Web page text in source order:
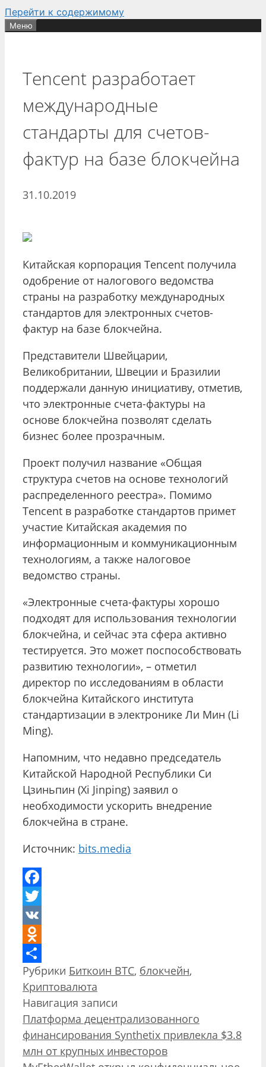
Перейти к содержимому
Меню
Tencent разработает
международные
стандарты для счетов-
фактур на базе блокчейна
31.10.2019
Китайская корпорация Tencent получила
одобрение от налогового ведомства
страны на разработку международных
стандартов для электронных счетов-
фактур на базе блокчейна.
Представители Швейцарии,
Великобритании, Швеции и Бразилии
поддержали данную инициативу, отметив,
что электронные счета-фактуры на
основе блокчейна позволят сделать
бизнес более прозрачным.
Проект получил название «Общая
структура счетов на основе технологий
распределенного реестра». Помимо
Tencent в разработке стандартов примет
участие Китайская академия по
информационным и коммуникационным
технологиям, а также налоговое
ведомство страны.
«Электронные счета-фактуры хорошо
подходят для использования технологии
блокчейна, и сейчас эта сфера активно
тестируется. Это может поспособствовать
развитию технологии», – отметил
директор по исследованиям в области
блокчейна Китайского института
стандартизации в электронике Ли Мин (Li
Ming).
Напомним, что недавно председатель
Китайской Народной Республики Си
Цзиньпин (Xi Jinping) заявил о
необходимости ускорить внедрение
блокчейна в стране.
Источник: bits.media
Facebook
Twitter
VK
Odnoklassniki
Отправить
Рубрики Биткоин BTC, блокчейн,
Криптовалюта
Навигация записи
Платформа децентрализованного
финансирования Synthetix привлекла $3.8
млн от крупных инвесторов